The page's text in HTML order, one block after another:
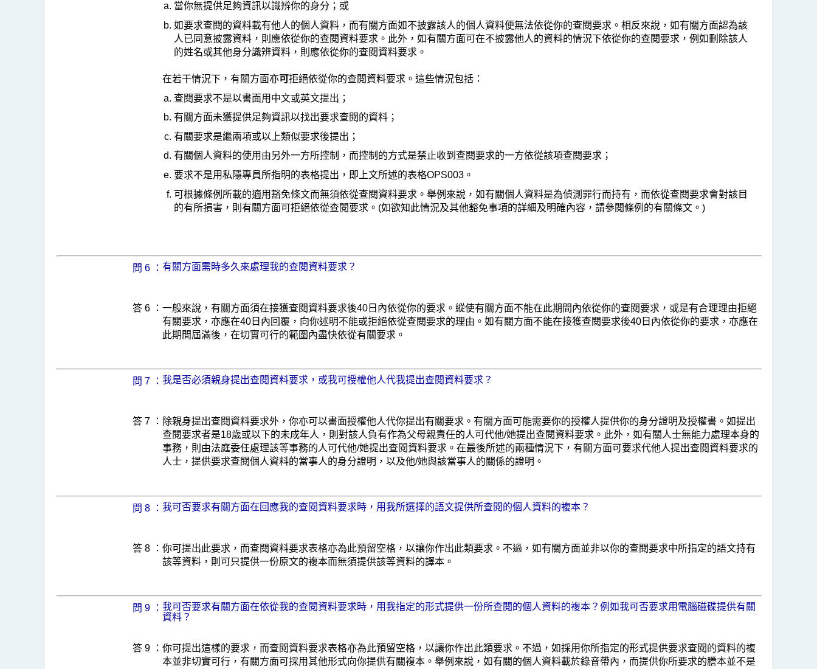
當你無提供足夠資訊以識辨你的身分；或
如要求查閱的資料載有他人的個人資料，而有關方面如不披露該人的個人資料便無法依從你的查閱要求。相反來說，如有關方面認為該
人已同意披露資料，則應依從你的查閱資料要求。此外，如有關方面可在不披露他人的資料的情況下依從你的查閱要求，例如刪除該人
的姓名或其他身分識辨資料，則應依從你的查閱資料要求。
在若干情況下，有關方面亦可拒絕依從你的查閱資料要求。這些情況包括：
查閱要求不是以書面用中文或英文提出；
有關方面未獲提供足夠資訊以找出要求查閱的資料；
有關要求是繼兩項或以上類似要求後提出；
有關個人資料的使用由另外一方所控制，而控制的方式是禁止收到查閱要求的一方依從該項查閱要求；
要求不是用私隱專員所指明的表格提出，即上文所述的表格OPS003。
可根據條例所載的適用豁免條文而無須依從查閱資料要求。舉例來說，如有關個人資料是為偵測罪行而持有，而依從查閱要求會對該目
的有所損害，則有關方面可拒絕依從查閱要求。(如欲知此情況及其他豁免事項的詳細及明確內容，請參閱條例的有關條文。)
問 6 ： 有關方面需時多久來處理我的查閱資料要求？
答 6 ： 一般來說，有關方面須在接獲查閱資料要求後40日內依從你的要求。縱使有關方面不能在此期間內依從你的查閱要求，或是有合理理由拒絕
有關要求，亦應在40日內回覆，向你述明不能或拒絕依從查閱要求的理由。如有關方面不能在接獲查閱要求後40日內依從你的要求，亦應在
此期間屆滿後，在切實可行的範圍內盡快依從有關要求。
問 7 ： 我是否必須親身提出查閱資料要求，或我可授權他人代我提出查閱資料要求？
答 7 ： 除親身提出查閱資料要求外，你亦可以書面授權他人代你提出有關要求。有關方面可能需要你的授權人提供你的身分證明及授權書。如提出
查閱要求者是18歲或以下的未成年人，則對該人負有作為父母親責任的人可代他/她提出查閱資料要求。此外，如有關人士無能力處理本身的
事務，則由法庭委任處理該等事務的人可代他/她提出查閱資料要求。在最後所述的兩種情況下，有關方面可要求代他人提出查閱資料要求的
人士，提供要求查閱個人資料的當事人的身分證明，以及他/她與該當事人的關係的證明。
問 8 ： 我可否要求有關方面在回應我的查閱資料要求時，用我所選擇的語文提供所查閱的個人資料的複本？
答 8 ： 你可提出此要求，而查閱資料要求表格亦為此預留空格，以讓你作出此類要求。不過，如有關方面並非以你的查閱要求中所指定的語文持有
該等資料，則可只提供一份原文的複本而無須提供該等資料的譯本。
問 9 ： 我可否要求有關方面在依從我的查閱資料要求時，用我指定的形式提供一份所查閱的個人資料的複本？例如我可否要求用電腦磁碟提供有關
資料？
答 9 ： 你可提出這樣的要求，而查閱資料要求表格亦為此預留空格，以讓你作出此類要求。不過，如採用你所指定的形式提供要求查閱的資料的複
本並非切實可行，有關方面可採用其他形式向你提供有關複本。舉例來說，如有關的個人資料載於錄音帶內，而提供你所要求的謄本並不是